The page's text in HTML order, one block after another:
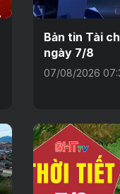
Bản tin Tài
ngày 7/8
07/08/2026